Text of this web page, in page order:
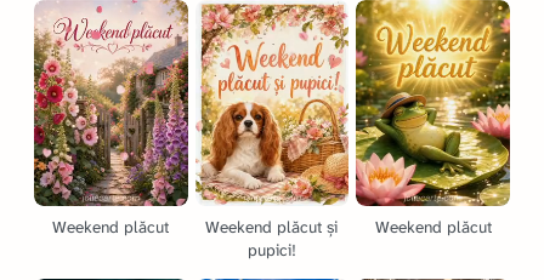
Weekend plăcut
Weekend plăcut și
pupici!
Weekend plăcut